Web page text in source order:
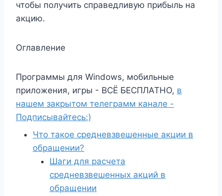
чтобы получить справедливую прибыль на
акцию.
Оглавление
Программы для Windows, мобильные
приложения, игры - ВСЁ БЕСПЛАТНО, в
нашем закрытом телеграмм канале -
Подписывайтесь:)
Что такое средневзвешенные акции в
обращении?
Шаги для расчета
средневзвешенных акций в
обращении